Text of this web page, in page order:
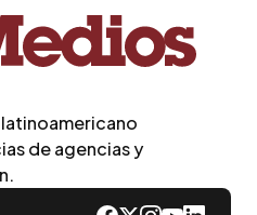
de agencias y